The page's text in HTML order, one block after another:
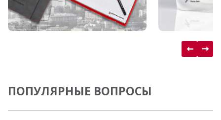
ПОПУЛЯРНЫЕ ВОПРОСЫ